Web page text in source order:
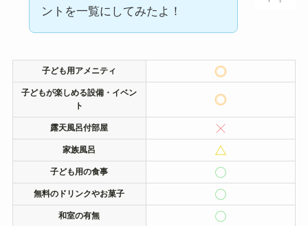
ントを一覧にしてみたよ！
子ども用アメニティ
子どもが楽しめる設備・イベン
ト
露天風呂付部屋
家族風呂
子ども用の食事
無料のドリンクやお菓子
和室の有無